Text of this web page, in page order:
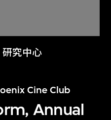
研究中心
Cine Club
Annual
二十一世紀視覺